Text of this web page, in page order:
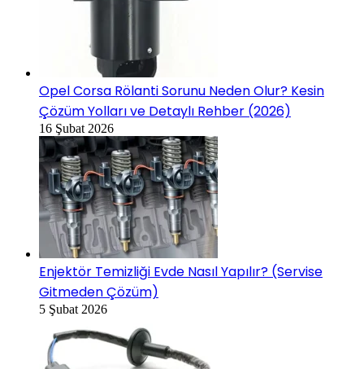
Opel Corsa Rölanti Sorunu Neden Olur? Kesin
Çözüm Yolları ve Detaylı Rehber (2026)
16 Şubat 2026
Enjektör Temizliği Evde Nasıl Yapılır? (Servise
Gitmeden Çözüm)
5 Şubat 2026